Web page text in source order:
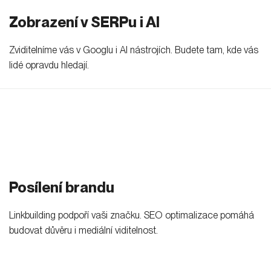
Zobrazení v SERPu i AI
Zviditelníme vás v Googlu i AI nástrojích. Budete tam, kde vás
lidé opravdu hledají.
Posílení brandu
Linkbuilding podpoří vaši značku. SEO optimalizace pomáhá
budovat důvěru i mediální viditelnost.